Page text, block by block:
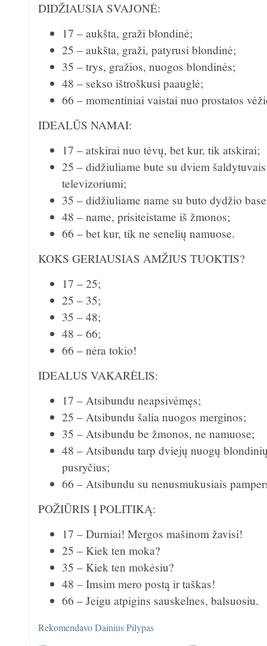
DIDŽIAUSIA SVAJONĖ:
17 – aukšta, graži blondinė;
25 – aukšta, graži, patyrusi blondinė;
35 – trys, gražios, nuogos blondinės;
48 – sekso ištroškusi paauglė;
66 – momentiniai vaistai nuo prostatos
IDEALŪS NAMAI:
17 – atskirai nuo tėvų, bet kur, tik atskirai;
25 – didžiuliame bute su dviem
televizoriumi;
35 – didžiuliame name su buto dydžio
48 – name, prisiteistame iš žmonos;
66 – bet kur, tik ne senelių namuose.
KOKS GERIAUSIAS AMŽIUS TUOKTIS?
17 – 25;
25 – 35;
35 – 48;
48 – 66;
66 – nėra tokio!
IDEALUS VAKARĖLIS:
17 – Atsibundu neapsivėmęs;
25 – Atsibundu šalia nuogos merginos;
35 – Atsibundu be žmonos, ne namuose;
48 – Atsibundu tarp dviejų nuogų
pusryčius;
66 – Atsibundu su nenusmukusiais
POŽIŪRIS Į POLITIKĄ:
17 – Durniai! Mergos mašinom žavisi!
25 – Kiek ten moka?
35 – Kiek ten mokėsiu?
48 – Imsim mero postą ir taškas!
66 – Jeigu atpigins sauskelnes, balsuosiu.
RekomendavoDainius Pilypas